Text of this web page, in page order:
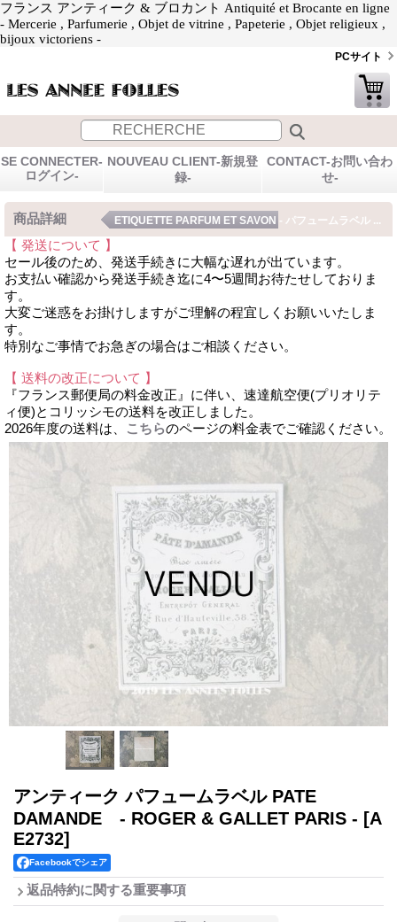
フランス アンティーク & ブロカント Antiquité et Brocante en ligne
- Mercerie , Parfumerie , Objet de vitrine , Papeterie , Objet religieux ,
bijoux victoriens -
PCサイト
SE CONNECTER-
ログイン-
NOUVEAU CLIENT-新規登
録-
CONTACT-お問い合わ
せ-
商品詳細 ETIQUETTE PARFUM ET SAVON - パフュームラベル ...
【 発送について 】
セール後のため、発送手続きに大幅な遅れが出ています。
お支払い確認から発送手続き迄に4〜5週間お待たせしておりま
す。
大変ご迷惑をお掛けしますがご理解の程宜しくお願いいたしま
す。
特別なご事情でお急ぎの場合はご相談ください。
【 送料の改正について 】
『フランス郵便局の料金改正』に伴い、速達航空便(プリオリテ
ィ便)とコリッシモの送料を改正しました。
2026年度の送料は、
こちらのページの料金表でご確認ください。
アンティーク パフュームラベル PATE
DAMANDE - ROGER & GALLET PARIS - [A
E2732]
Facebookでシェア
返品特約に関する重要事項